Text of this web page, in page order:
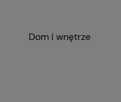
Dom i wnętrze